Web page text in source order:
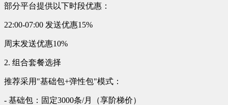
部分平台提供以下时段优惠：
22:00-07:00 发送优惠15%
周末发送优惠10%
2. 组合套餐选择
推荐采用"基础包+弹性包"模式：
- 基础包：固定3000条/月（享阶梯价）